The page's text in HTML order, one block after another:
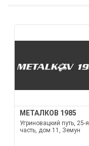
МЕТАЛКОВ 1985
Угриновацкий путь, 25-я
часть, дом 11, Земун